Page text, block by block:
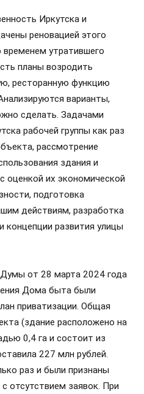
Иркутска и
реновацией этого
временем утратившего
планы возродить
ресторанную функцию
варианты,
сделать. Задачами
рабочей группы как раз
рассмотрение
здания и
оценкой их экономической
подготовка
действиям, разработка
концепции развития улицы
от 28 марта 2024 года
Дома быта были
приватизации. Общая
(здание расположено на
0,4 га и состоит из
227 млн рублей.
раз и были признаны
отсутствием заявок. При